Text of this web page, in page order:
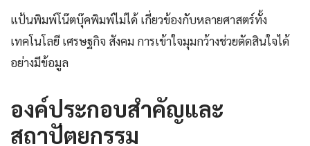
แป้นพิมพ์โน๊ตบุ๊คพิมพ์ไม่ได้ เกี่ยวข้องกับหลายศาสตร์ทั้ง
เทคโนโลยี เศรษฐกิจ สังคม การเข้าใจมุมกว้างช่วยตัดสินใจได้
อย่างมีข้อมูล
องค์ประกอบสำคัญและ
สถาปัตยกรรม